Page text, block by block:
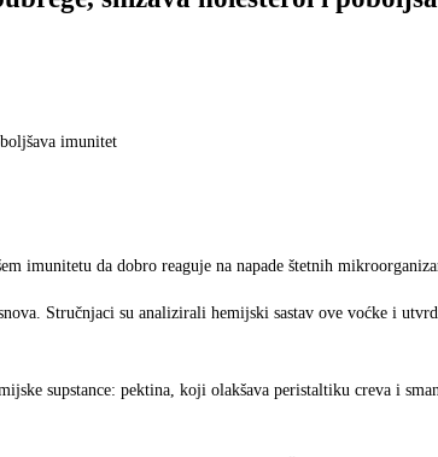
imunitetu da dobro reaguje na napade štetnih
Stručnjaci su analizirali hemijski sastav ove voćke i
supstance: pektina, koji olakšava peristaltiku creva i